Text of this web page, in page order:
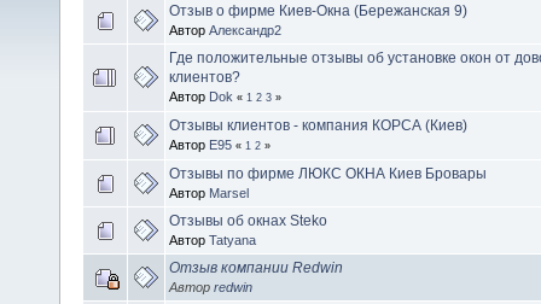
Отзыв о фирме Киев-Окна (Бережанская 9)
Автор Александр2
Где положительные отзывы об установке окон от
клиентов?
Автор Dok « 1 2 3 »
Отзывы клиентов - компания КОРСА (Киев)
Автор E95 « 1 2 »
Отзывы по фирме ЛЮКС ОКНА Киев Бровары
Автор Marsel
Отзывы об окнах Steko
Автор Tatyana
Отзыв компании Redwin
Автор redwin